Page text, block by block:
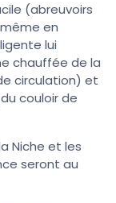
(abreuvoirs
en
lui
chauffée de la
circulation) et
couloir de
Niche et les
seront au